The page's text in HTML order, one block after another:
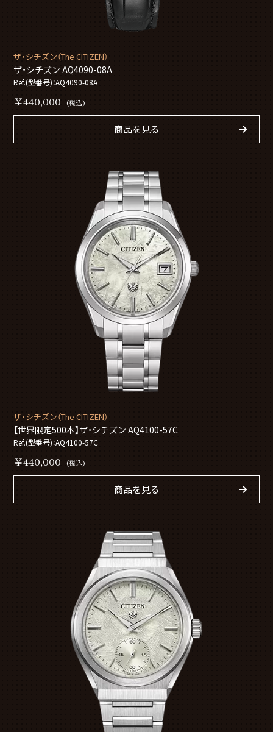
ザ・シチズン（The CITIZEN）
ザ・シチズン AQ4090-08A
Ref.(型番号)：AQ4090-08A
￥440,000 (税込)
商品を見る
ザ・シチズン（The CITIZEN）
【世界限定500本】ザ・シチズン AQ4100-57C
Ref.(型番号)：AQ4100-57C
￥440,000 (税込)
商品を見る